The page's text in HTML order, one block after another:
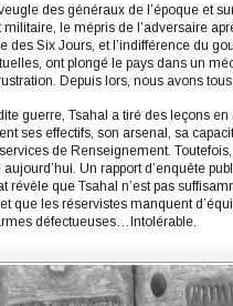
des généraux de l’époque et
le mépris de l’adversaire
des Six Jours, et l’indifférence du
ont plongé le pays dans un
Depuis lors, nous avons
guerre, Tsahal a tiré des leçons en
ses effectifs, son arsenal, sa
de Renseignement.
Un rapport d’enquête
révèle que Tsahal n’est pas
que les réservistes manquent
défectueuses…Intolérable.